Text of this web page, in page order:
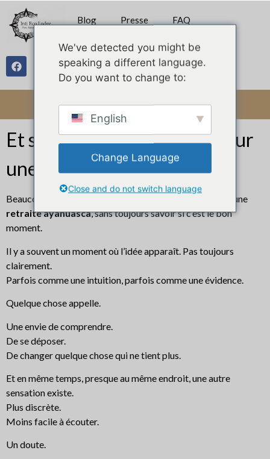
Blog Presse FAQ
Galerie
Et si vous n’êtiez pas prêt pour
une retraite Ayahuasca ?
Beaucoup de personnes ressentent aujourd’hui l’appel d’une
retraite ayahuasca, sans toujours savoir si c’est le bon
moment.
Il y a souvent un moment où l’idée apparaît. Pas toujours
clairement.
Parfois comme une intuition, parfois comme une évidence.
Quelque chose appelle.
Une envie de comprendre.
De se déposer.
De changer quelque chose qui ne tient plus.
Et en même temps, presque au même endroit, une autre
sensation existe.
Plus discrète.
Moins facile à écouter.
Un doute.
We've detected you might be
speaking a different language.
Do you want to change to:
English
Change Language
Close and do not switch language